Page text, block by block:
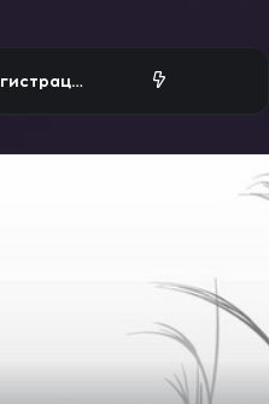
Регистрация